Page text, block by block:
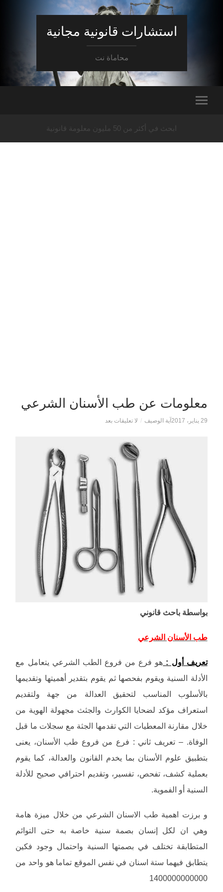
استشارات قانونية مجانية
محاماة نت
ابحث في أكثر من 50 مليون معلومة قانونية
معلومات عن طب الأسنان الشرعي
29 يناير، 2017 آية الوصيف / لا تعليقات بعد
بواسطة باحث قانوني
طب الأسنان الشرعي
تعريف أول : هو فرع من فروع الطب الشرعي يتعامل مع
الأدلة السنية ويقوم بفحصها ثم يقوم بتقدير أهميتها وتقديمها
بالأسلوب المناسب لتحقيق العدالة من جهة ولتقديم
استعراف مؤكد لضحايا الكوارث والجثث مجهولة الهوية من
خلال مقارنة المعطيات التي تقدمها الجثة مع سجلات ما قبل
الوفاة. – تعريف ثاني : فرع من فروع طب الأسنان، يعنى
بتطبيق علوم الأسنان بما يخدم القانون والعدالة، كما يقوم
بعملية كشف، تفحص، تفسير، وتقديم احترافي صحيح للأدلة
السنية أو الفموية.
و برزت اهمية طب الاسنان الشرعي من خلال ميزة هامة
وهي ان لكل إنسان بصمة سنية خاصة به حتى التوائم
المتطابقة تختلف في بصمتها السنية واحتمال وجود فكين
يتطابق فيهما ستة اسنان في نفس الموقع تماما هو واحد من
1400000000000